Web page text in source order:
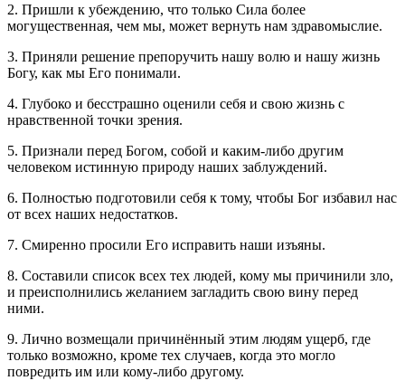
2. Пришли к убеждению, что только Сила более
могущественная, чем мы, может вернуть нам здравомыслие.
3. Приняли решение препоручить нашу волю и нашу жизнь
Богу, как мы Его понимали.
4. Глубоко и бесстрашно оценили себя и свою жизнь с
нравственной точки зрения.
5. Признали перед Богом, собой и каким-либо другим
человеком истинную природу наших заблуждений.
6. Полностью подготовили себя к тому, чтобы Бог избавил нас
от всех наших недостатков.
7. Смиренно просили Его исправить наши изъяны.
8. Составили список всех тех людей, кому мы причинили зло,
и преисполнились желанием загладить свою вину перед
ними.
9. Лично возмещали причинённый этим людям ущерб, где
только возможно, кроме тех случаев, когда это могло
повредить им или кому-либо другому.